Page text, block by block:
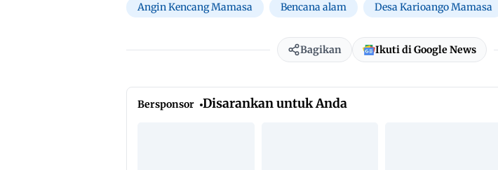
Angin Kencang Mamasa Bencana alam Desa Karioango Mamasa
Bagikan Ikuti di Google News
Bersponsor Disarankan untuk Anda